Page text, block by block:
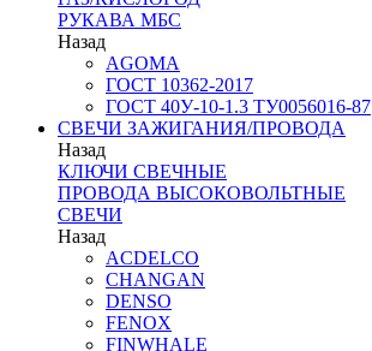
РУКАВА МБС
Назад
AGOMA
ГОСТ 10362-2017
ГОСТ 40У-10-1.3 ТУ0056016-87
СВЕЧИ ЗАЖИГАНИЯ/ПРОВОДА
Назад
КЛЮЧИ СВЕЧНЫЕ
ПРОВОДА ВЫСОКОВОЛЬТНЫЕ
СВЕЧИ
Назад
ACDELCO
CHANGAN
DENSO
FENOX
FINWHALE